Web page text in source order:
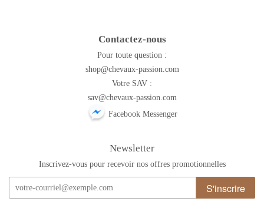
Contactez-nous
Pour toute question :
shop@chevaux-passion.com
Votre SAV :
sav@chevaux-passion.com
Facebook Messenger
Newsletter
Inscrivez-vous pour recevoir nos offres promotionnelles
S'inscrire